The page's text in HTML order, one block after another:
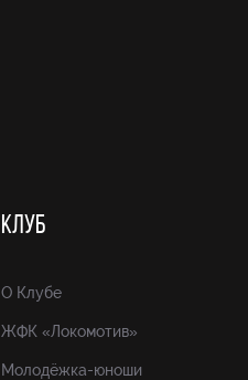
КЛУБ
О Клубе
ЖФК «Локомотив»
Молодёжка-юноши